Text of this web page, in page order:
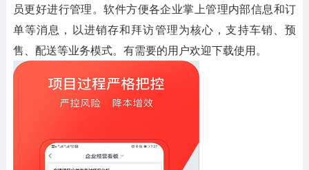
员更好进行管理。软件方便各企业掌上管理内部信息和订
单等消息，以进销存和拜访管理为核心，支持车销、预
售、配送等业务模式。有需要的用户欢迎下载使用。